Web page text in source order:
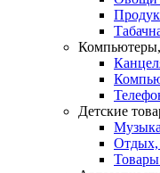
Детские
Отдых,
Товары